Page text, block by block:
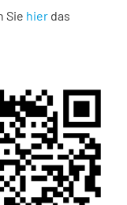
Sie hier das